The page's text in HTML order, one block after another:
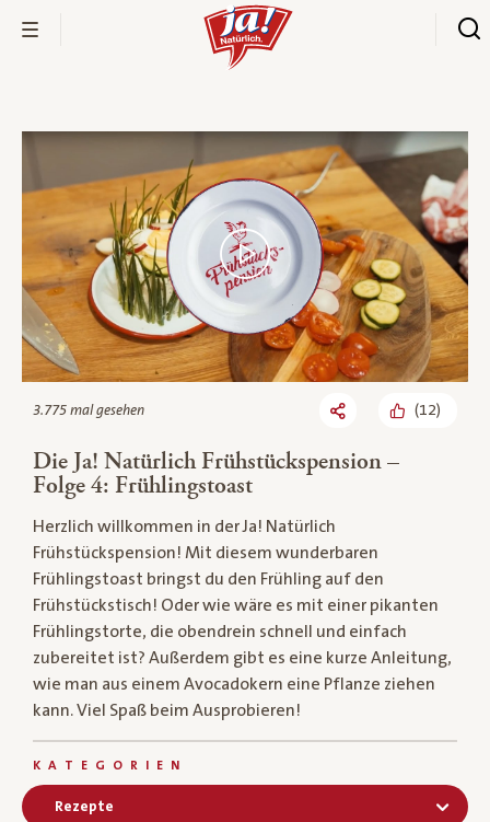
Bio-Thek
3.775 mal gesehen (12)
Die Ja! Natürlich Frühstückspension –
Folge 4: Frühlingstoast
Herzlich willkommen in der Ja! Natürlich
Frühstückspension! Mit diesem wunderbaren
Frühlingstoast bringst du den Frühling auf den
Frühstückstisch! Oder wie wäre es mit einer pikanten
Frühlingstorte, die obendrein schnell und einfach
zubereitet ist? Außerdem gibt es eine kurze Anleitung,
wie man aus einem Avocadokern eine Pflanze ziehen
kann. Viel Spaß beim Ausprobieren!
KATEGORIEN
Rezepte